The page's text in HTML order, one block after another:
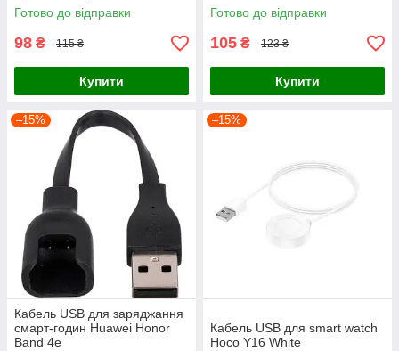
Готово до відправки
98 ₴ 115 ₴
Купити
Готово до відправки
105 ₴ 123 ₴
Купити
–15%
Кабель USB для заряджання
смарт-годин Huawei Honor
Band 4e
–15%
Кабель USB для smart watch
Hoco Y16 White